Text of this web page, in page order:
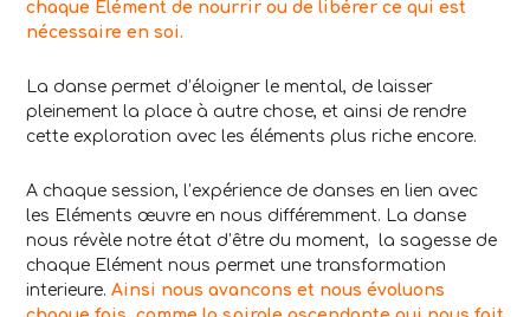
chaque Élément de nourrir ou de libérer ce qui est
nécessaire en soi.
La danse permet d’éloigner le mental, de laisser
pleinement la place à autre chose, et ainsi de rendre
cette exploration avec les éléments plus riche encore.
A chaque session, l’expérience de danses en lien avec
les Eléments œuvre en nous différemment. La danse
nous révèle notre état d’être du moment, la sagesse de
chaque Elément nous permet une transformation
interieure. Ainsi nous avancons et nous évoluons